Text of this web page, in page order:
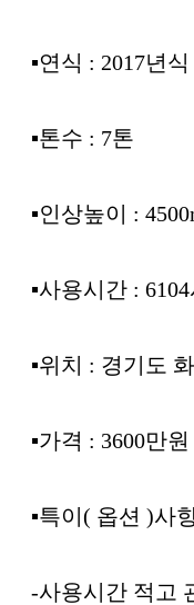
▪︎연식 : 2017년식
▪︎톤수 : 7톤
▪︎인상높이 :
▪︎사용시간 :
▪︎위치 : 경기도
▪︎가격 : 3600만원
▪︎특이( 옵션 )사
-사용시간 적고